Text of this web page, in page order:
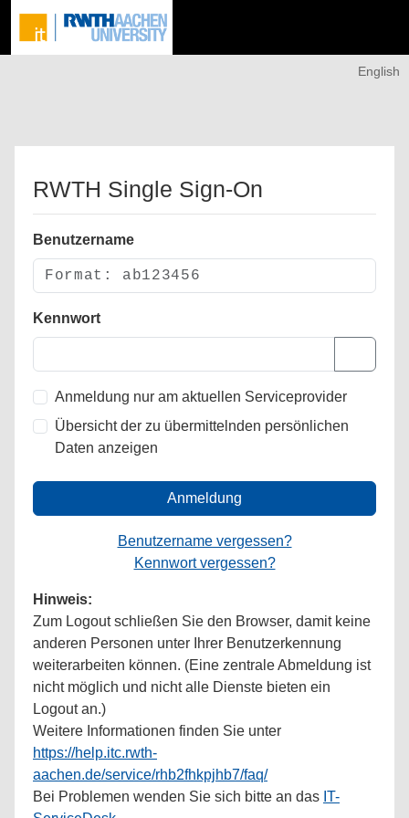
English
RWTH Single Sign-On
Benutzername
Kennwort
Anmeldung nur am aktuellen Serviceprovider
Übersicht der zu übermittelnden persönlichen
Daten anzeigen
Anmeldung
Benutzername vergessen?
Kennwort vergessen?
Hinweis:
Zum Logout schließen Sie den Browser, damit keine
anderen Personen unter Ihrer Benutzerkennung
weiterarbeiten können. (Eine zentrale Abmeldung ist
nicht möglich und nicht alle Dienste bieten ein
Logout an.)
Weitere Informationen finden Sie unter
https://help.itc.rwth-
aachen.de/service/rhb2fhkpjhb7/faq/
Bei Problemen wenden Sie sich bitte an das IT-